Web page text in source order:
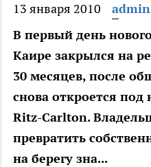
13 января 2010
В первый день
Каире закрылся на
30 месяцев, после
снова откроется
Ritz-Carlton.
превратить
на берегу зна...